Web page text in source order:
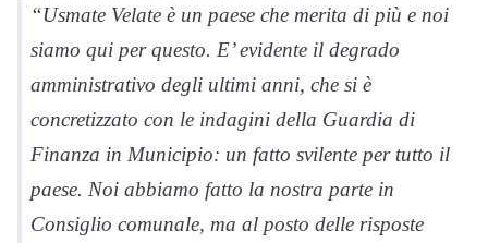
“Usmate Velate è un paese che merita di più e noi
siamo qui per questo. E’ evidente il degrado
amministrativo degli ultimi anni, che si è
concretizzato con le indagini della Guardia di
Finanza in Municipio: un fatto svilente per tutto il
paese. Noi abbiamo fatto la nostra parte in
Consiglio comunale, ma al posto delle risposte